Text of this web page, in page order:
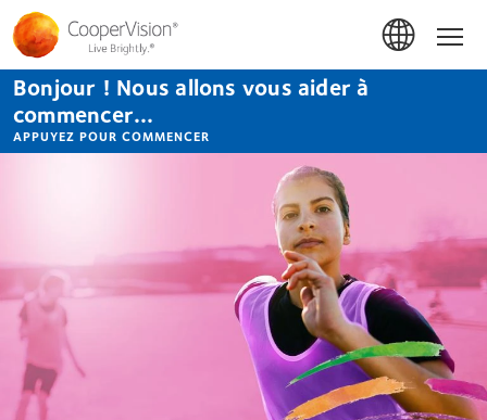
Aller
au
contenu
principal
Bonjour ! Nous allons vous aider à
commencer...
APPUYEZ POUR COMMENCER